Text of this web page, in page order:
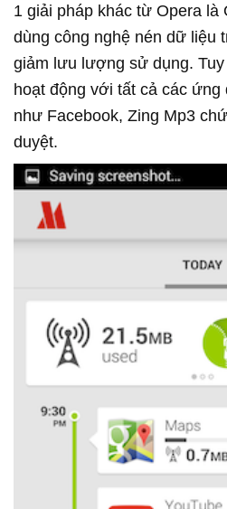
1 giải pháp khác từ Opera là
dùng công nghệ nén dữ liệu
giảm lưu lượng sử dụng.
hoạt động với tất cả các ứng
như Facebook, Zing Mp3
duyệt.